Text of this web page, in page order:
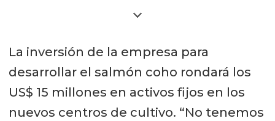
admitió que se han detectado
Azametifos en la región de Aysén,
por tanto, “podrían perder
efectividad en los próximos años, y
es por eso que tenemos buenas
La inversión de la empresa para
desarrollar el salmón coho rondará los
US$ 15 millones en activos fijos en los
nuevos centros de cultivo. “No tenemos